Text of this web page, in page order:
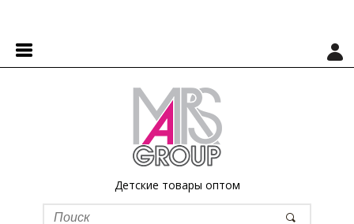
Детские товары оптом